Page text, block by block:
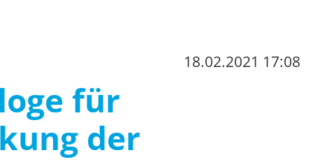
18.02.2021 17:08
für
der